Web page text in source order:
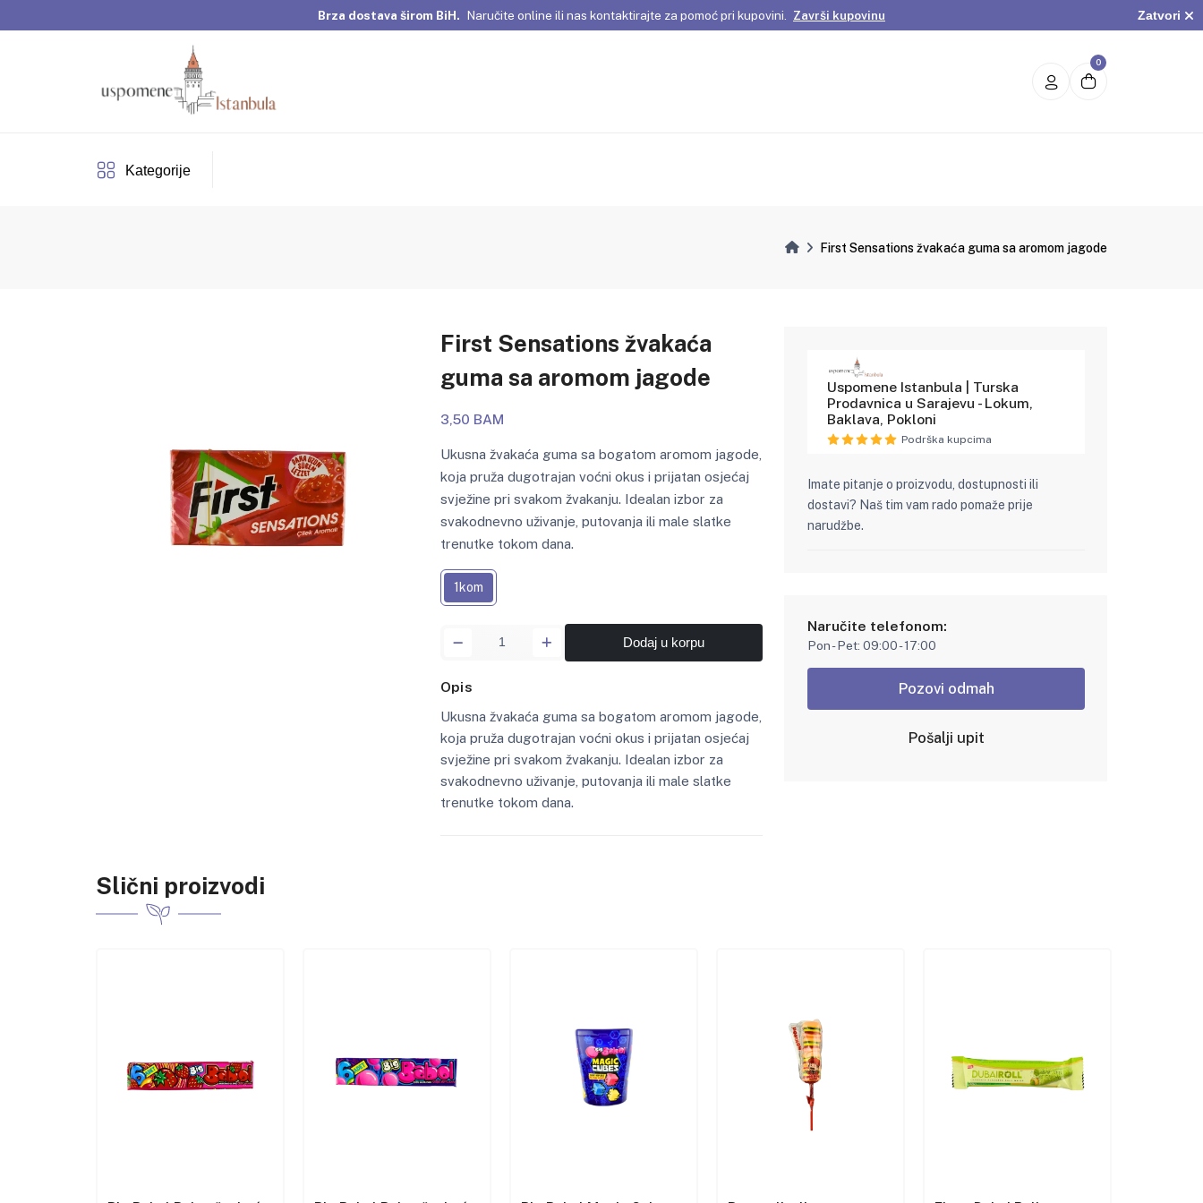
Dobrodošli u Uspomene Istanbula! Pažljivo odabrani proizvodi i posebne ponude za vas. Pogledaj ponudu
Brza dostava širom BiH. Naručite online ili nas kontaktirajte za pomoć pri kupovini. Završi kupovinu
Zatvori
0
Kategorije
First Sensations žvakaća guma sa aromom jagode
First Sensations žvakaća
guma sa aromom jagode
3,50 BAM
Ukusna žvakaća guma sa bogatom aromom jagode,
koja pruža dugotrajan voćni okus i prijatan osjećaj
svježine pri svakom žvakanju. Idealan izbor za
svakodnevno uživanje, putovanja ili male slatke
trenutke tokom dana.
1kom
Dodaj u korpu
Opis
Ukusna žvakaća guma sa bogatom aromom jagode,
koja pruža dugotrajan voćni okus i prijatan osjećaj
svježine pri svakom žvakanju. Idealan izbor za
svakodnevno uživanje, putovanja ili male slatke
trenutke tokom dana.
Uspomene Istanbula | Turska
Prodavnica u Sarajevu - Lokum,
Baklava, Pokloni
Podrška kupcima
Imate pitanje o proizvodu, dostupnosti ili
dostavi? Naš tim vam rado pomaže prije
narudžbe.
Naručite telefonom:
Pon - Pet: 09:00 - 17:00
Pozovi odmah
Pošalji upit
Slični proizvodi